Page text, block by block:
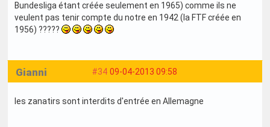
Bundesliga étant créée seulement en 1965) comme ils ne
veulent pas tenir compte du notre en 1942 (la FTF créée en
1956) ?????
#34 09-04-2013 09:58
Gianni
les zanatirs sont interdits d'entrée en Allemagne